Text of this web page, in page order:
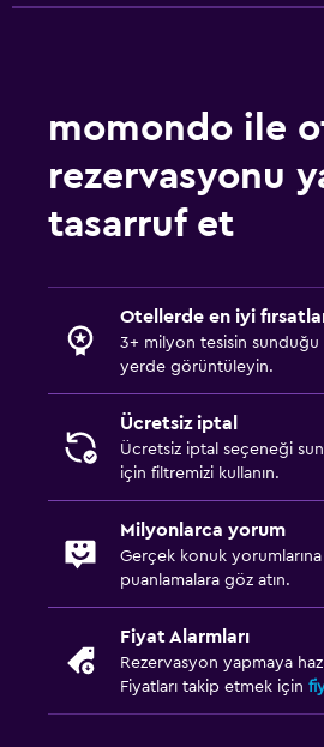
Saç kurutma makinesi
Bornoz
Spor
Çalışma alanı
Faks/fotokopi
momondo ile
rezervasyonu
tasarruf et
Otellerde en iyi
3+ milyon tesisin sunduğu
yerde görüntüleyin.
Ücretsiz iptal
Ücretsiz iptal seçeneği
için filtremizi kullanın.
Milyonlarca yorum
Gerçek konuk
puanlamalara göz atın.
Fiyat Alarmları
Rezervasyon yapmaya
Fiyatları takip etmek için